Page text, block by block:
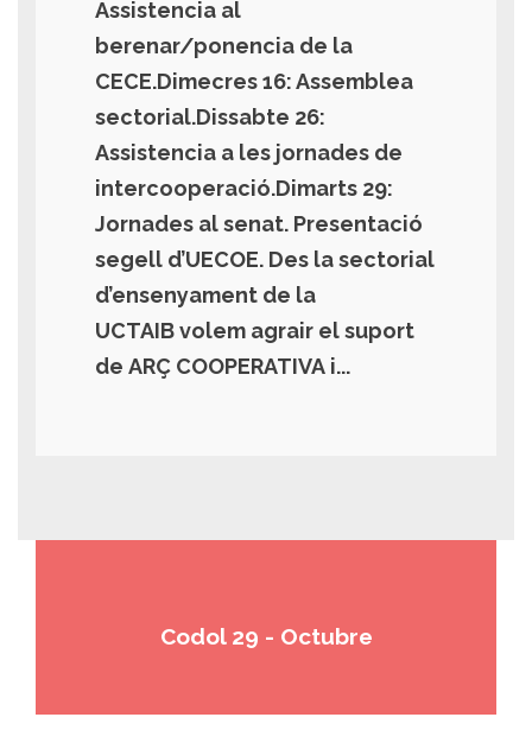
Assistencia al
berenar/ponencia de la
CECE.Dimecres 16: Assemblea
sectorial.Dissabte 26:
Assistencia a les jornades de
intercooperació.Dimarts 29:
Jornades al senat. Presentació
segell d’UECOE. Des la sectorial
d’ensenyament de la
UCTAIB volem agrair el suport
de ARÇ COOPERATIVA i...
Codol 29 - Octubre